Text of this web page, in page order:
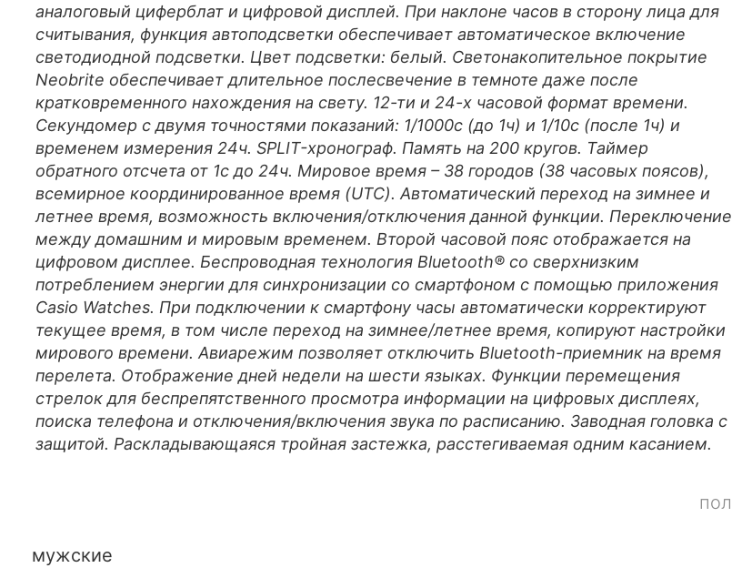
аналоговый циферблат и цифровой дисплей. При наклоне часов в сторону лица для
считывания, функция автоподсветки обеспечивает автоматическое включение
светодиодной подсветки. Цвет подсветки: белый. Светонакопительное покрытие
Neobrite обеспечивает длительное послесвечение в темноте даже после
кратковременного нахождения на свету. 12-ти и 24-х часовой формат времени.
Секундомер с двумя точностями показаний: 1/1000с (до 1ч) и 1/10с (после 1ч) и
временем измерения 24ч. SPLIT-хронограф. Память на 200 кругов. Таймер
обратного отсчета от 1с до 24ч. Мировое время – 38 городов (38 часовых поясов),
всемирное координированное время (UTC). Автоматический переход на зимнее и
летнее время, возможность включения/отключения данной функции. Переключение
между домашним и мировым временем. Второй часовой пояс отображается на
цифровом дисплее. Беспроводная технология Bluetooth® со сверхнизким
потреблением энергии для синхронизации со смартфоном с помощью приложения
Casio Watches. При подключении к смартфону часы автоматически корректируют
текущее время, в том числе переход на зимнее/летнее время, копируют настройки
мирового времени. Авиарежим позволяет отключить Bluetooth-приемник на время
перелета. Отображение дней недели на шести языках. Функции перемещения
стрелок для беспрепятственного просмотра информации на цифровых дисплеях,
поиска телефона и отключения/включения звука по расписанию. Заводная головка с
защитой. Раскладывающаяся тройная застежка, расстегиваемая одним касанием.
пол
мужские